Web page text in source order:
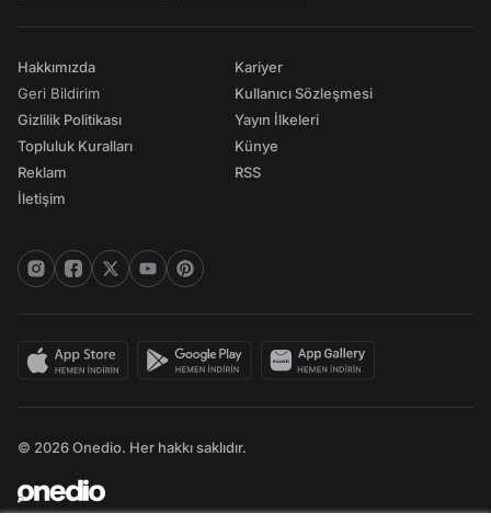
Hakkımızda
Geri Bildirim
Gizlilik Politikası
Topluluk Kuralları
Reklam
İletişim
Kariyer
Kullanıcı Sözleşmesi
Yayın İlkeleri
Künye
RSS
© 2026 Onedio. Her hakkı saklıdır.